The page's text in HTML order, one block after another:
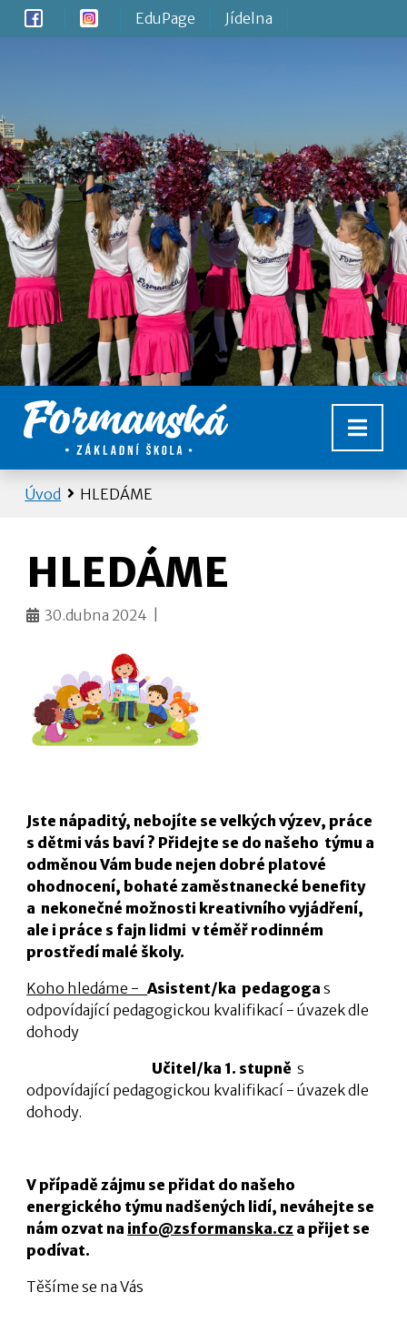
EduPage Jídelna
Úvod HLEDÁME
HLEDÁME
30.dubna 2024 |
Jste nápaditý, nebojíte se velkých výzev, práce
s dětmi vás baví ? Přidejte se do našeho týmu a
odměnou Vám bude nejen dobré platové
ohodnocení, bohaté zaměstnanecké benefity
a nekonečné možnosti kreativního vyjádření,
ale i práce s fajn lidmi v téměř rodinném
prostředí malé školy.
Koho hledáme -Asistent/ka pedagogas
odpovídající pedagogickou kvalifikací - úvazek dle
dohody
Učitel/ka 1. stupněs
odpovídající pedagogickou kvalifikací - úvazek dle
dohody.
V případě zájmu se přidat do našeho
energického týmu nadšených lidí, neváhejte se
nám ozvat na info@zsformanska.cz a přijet se
podívat.
Těšíme se na Vás